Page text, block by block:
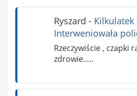
Ryszard - Kilkulatek
Interweniowała
Rzeczywiście , czapki
zdrowie…..